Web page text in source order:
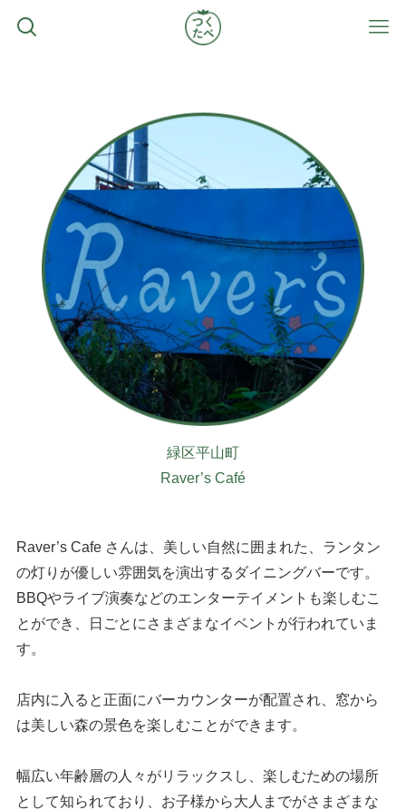
緑区平山町
Raver’s Café
Raver’s Cafe さんは、美しい自然に囲まれた、ランタン
の灯りが優しい雰囲気を演出するダイニングバーです。
BBQやライブ演奏などのエンターテイメントも楽しむこ
とができ、日ごとにさまざまなイベントが行われていま
す。
店内に入ると正面にバーカウンターが配置され、窓から
は美しい森の景色を楽しむことができます。
幅広い年齢層の人々がリラックスし、楽しむための場所
として知られており、お子様から大人までがさまざまな